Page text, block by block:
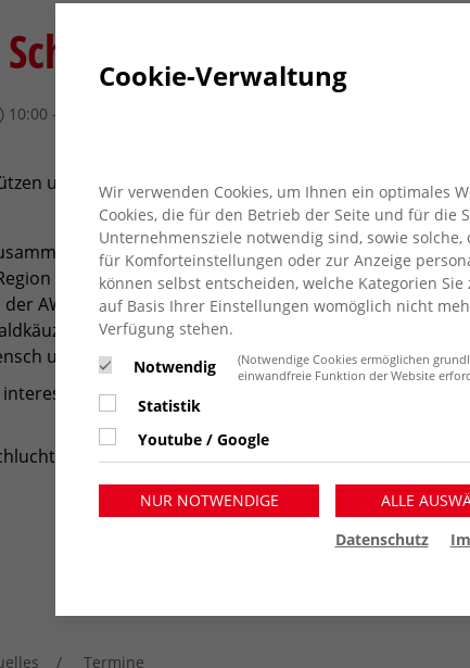
10:00 - 12:00 Uhr
und erhalten!
mit dem NABU Alpen am Schmuhlsberg
auf. Die liebevoll gefertigten Nistkästen, großzügig
AWO Holzwerkstatt des Regine-Hildebrandt-Hauses
und ihre gefiederten Freunde bieten, sondern
und Natur sein.
Bürger*innen sind herzlich willkommen,
am Schmuhlsberg in 47519 Alpen um 10 Uhr.
Termine
Cookie-Verwaltung
Wir verwenden Cookies, um Ihnen ein optimales
Cookies, die für den Betrieb der Seite und für die
Unternehmensziele notwendig sind, sowie
für Komforteinstellungen oder zur Anzeige
können selbst entscheiden, welche Kategorien
auf Basis Ihrer Einstellungen womöglich nicht
Verfügung stehen.
Notwendig
(Notwendige Cookies ermöglichen
einwandfreie Funktion der Website
Statistik
Youtube / Google
ALLE
NUR NOTWENDIGE
Datenschutz